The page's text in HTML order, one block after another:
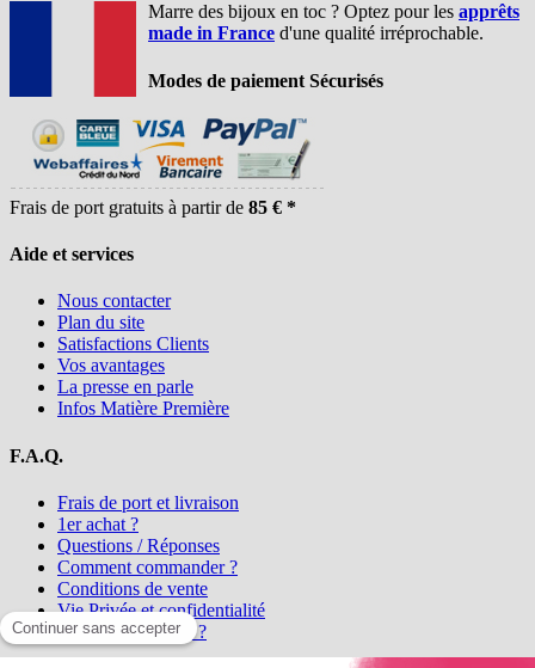
Marre des bijoux en toc ? Optez pour les apprêts
made in France d'une qualité irréprochable.
Modes de paiement Sécurisés
Frais de port gratuits à partir de 85 € *
Aide et services
Nous contacter
Plan du site
Satisfactions Clients
Vos avantages
La presse en parle
Infos Matière Première
F.A.Q.
Frais de port et livraison
1er achat ?
Questions / Réponses
Comment commander ?
Conditions de vente
Vie Privée et confidentialité
Qui sommes-nous ?